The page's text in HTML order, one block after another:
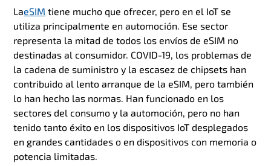
LaeSIM tiene mucho que ofrecer, pero en el IoT se
utiliza principalmente en automoción. Ese sector
representa la mitad de todos los envíos de eSIM no
destinadas al consumidor. COVID-19, los problemas de
la cadena de suministro y la escasez de chipsets han
contribuido al lento arranque de la eSIM, pero también
lo han hecho las normas. Han funcionado en los
sectores del consumo y la automoción, pero no han
tenido tanto éxito en los dispositivos IoT desplegados
en grandes cantidades o en dispositivos con memoria o
potencia limitadas.